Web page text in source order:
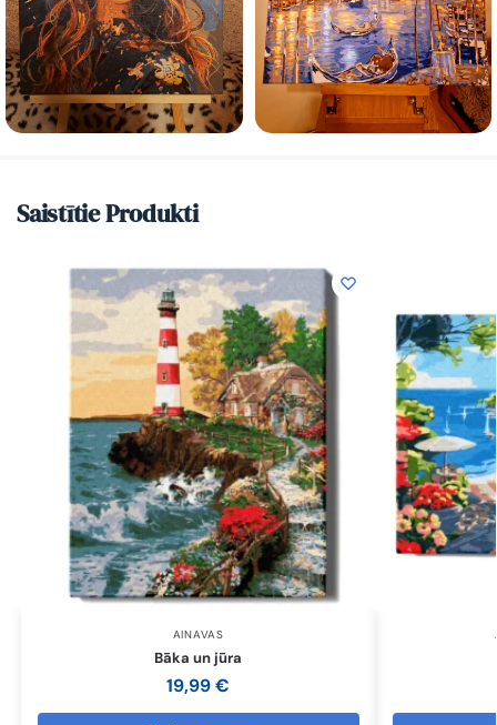
Saistītie Produkti
AINAVAS
Bāka un jūra
19,99€